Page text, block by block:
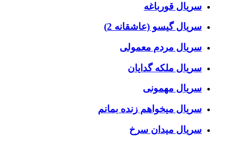
سریال قورباغه
سریال گیسو (عاشقانه 2)
سریال مردم معمولی
سریال ملکه گدایان
سریال مهمونی
سریال میخواهم زنده بمانم
سریال میدان سرخ